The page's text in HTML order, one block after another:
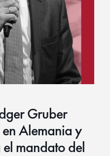
Gruber
Alemania y
mandato del